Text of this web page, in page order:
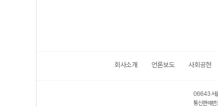
회사소개 언론보도 사회공헌
06643 서
통신판매